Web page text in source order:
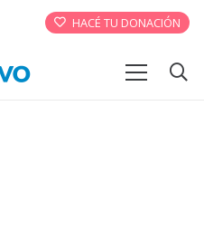
HACÉ TU DONACIÓN